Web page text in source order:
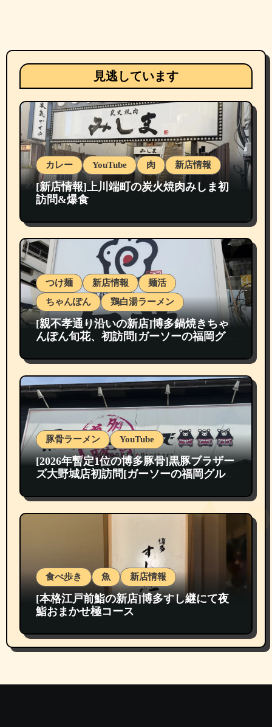
見逃しています
カレー YouTube 肉 新店情報
[新店情報]上川端町の炭火焼肉みしま初
訪問&爆食
つけ麺 新店情報
麺活
ちゃんぽん
鶏白湯ラーメン
[親不孝通り沿いの新店]博多鍋焼きちゃ
んぽん旬花、初訪問[ガーソーの福岡グル
豚骨ラーメン YouTube
[2026年暫定1位の博多豚骨]黒豚ブラザー
ズ大野城店初訪問[ガーソーの福岡グルメ
食べ歩き 魚 新店情報
[本格江戸前鮨の新店]博多すし継にて夜
鮨おまかせ極コース